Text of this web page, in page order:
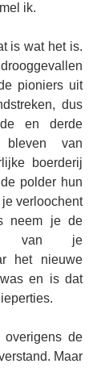
ik.
is wat het is.
pioniers uit
dus
en derde
bleven van
boerderij
polder hun
verloochent
neem je de
van je
het nieuwe
en is dat
de
Maar